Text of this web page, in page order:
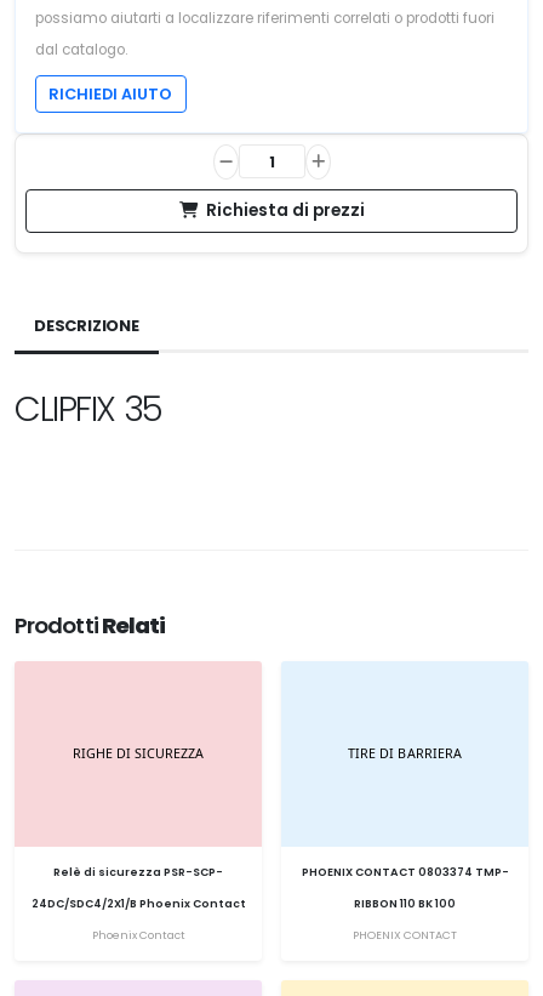
possiamo aiutarti a localizzare riferimenti correlati o prodotti fuori
dal catalogo.
RICHIEDI AIUTO
Richiesta di prezzi
DESCRIZIONE
CLIPFIX 35
ProdottiRelati
Relè di sicurezza PSR-SCP-
24DC/SDC4/2X1/B Phoenix Contact
Phoenix Contact
PHOENIX CONTACT 0803374 TMP-
RIBBON 110 BK 100
PHOENIX CONTACT